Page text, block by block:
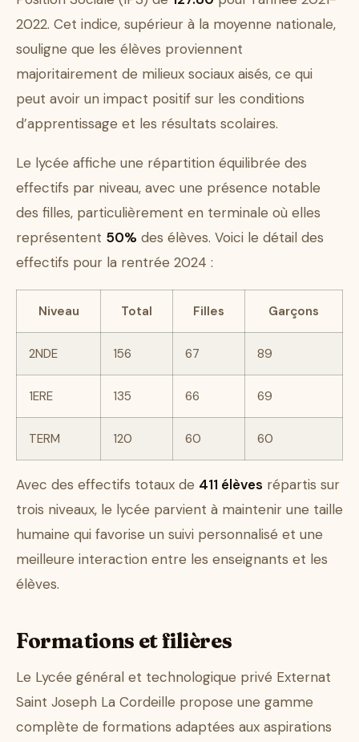
2022. Cet indice, supérieur à la moyenne nationale,
souligne que les élèves proviennent
majoritairement de milieux sociaux aisés, ce qui
peut avoir un impact positif sur les conditions
d’apprentissage et les résultats scolaires.
Le lycée affiche une répartition équilibrée des
effectifs par niveau, avec une présence notable
des filles, particulièrement en terminale où elles
représentent 50% des élèves. Voici le détail des
effectifs pour la rentrée 2024 :
Niveau Total Filles Garçons
2NDE 156 67 89
1ERE 135 66 69
TERM 120 60 60
Avec des effectifs totaux de 411 élèves répartis sur
trois niveaux, le lycée parvient à maintenir une taille
humaine qui favorise un suivi personnalisé et une
meilleure interaction entre les enseignants et les
élèves.
Formations et filières
Le Lycée général et technologique privé Externat
Saint Joseph La Cordeille propose une gamme
complète de formations adaptées aux aspirations